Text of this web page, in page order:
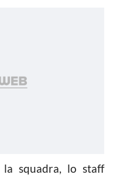
la squadra, lo staff